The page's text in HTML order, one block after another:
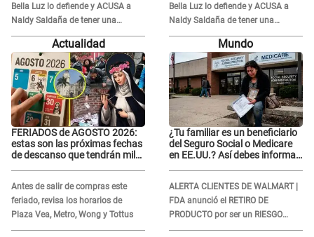
Bella Luz lo defiende y ACUSA a
Naldy Saldaña de tener una
relación con él y otros integrantes
Bella Luz lo defiende y ACUSA a
Naldy Saldaña de tener una
relación con él y otros integrantes
Actualidad
FERIADOS de AGOSTO 2026:
estas son las próximas fechas
de descanso que tendrán miles
Antes de salir de compras este
feriado, revisa los horarios de
Plaza Vea, Metro, Wong y Tottus
Mundo
¿Tu familiar es un beneficiario
del Seguro Social o Medicare
en EE.UU.? Así debes informar
ALERTA CLIENTES DE WALMART |
FDA anunció el RETIRO DE
PRODUCTO por ser un RIESGO
MORTAL para consumidores: ¿Cuál